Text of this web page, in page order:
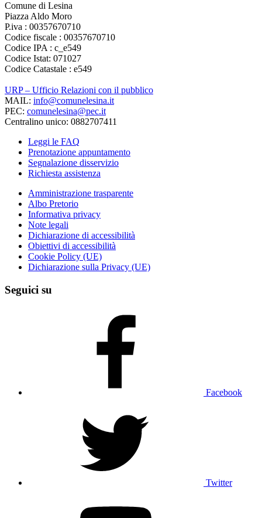
Comune di Lesina
Piazza Aldo Moro
P.iva : 00357670710
Codice fiscale : 00357670710
Codice IPA : c_e549
Codice Istat: 071027
Codice Catastale : e549
URP – Ufficio Relazioni con il pubblico
MAIL: info@comunelesina.it
PEC: comunelesina@pec.it
Centralino unico: 0882707411
Leggi le FAQ
Prenotazione appuntamento
Segnalazione disservizio
Richiesta assistenza
Amministrazione trasparente
Albo Pretorio
Informativa privacy
Note legali
Dichiarazione di accessibilità
Obiettivi di accessibilità
Cookie Policy (UE)
Dichiarazione sulla Privacy (UE)
Seguici su
Facebook
Twitter